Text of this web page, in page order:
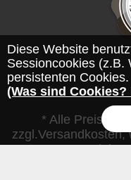
Diese Website
Sessioncookies (z.B.
persistenten Cookies.
(Was sind
* Alle Preise
zzgl.Versandkosten,
Copyright